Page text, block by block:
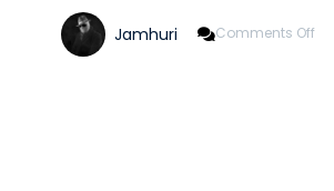
Jamhuri Comments Off